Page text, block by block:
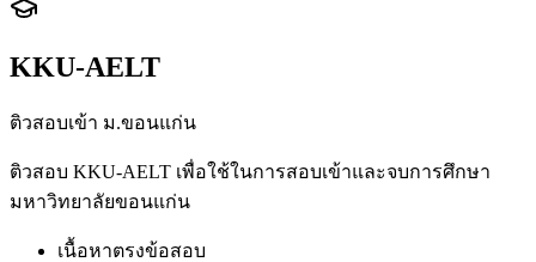
KKU-AELT
ติวสอบเข้า ม.ขอนแก่น
ติวสอบ KKU-AELT เพื่อใช้ในการสอบเข้าและจบการศึกษา
มหาวิทยาลัยขอนแก่น
เนื้อหาตรงข้อสอบ